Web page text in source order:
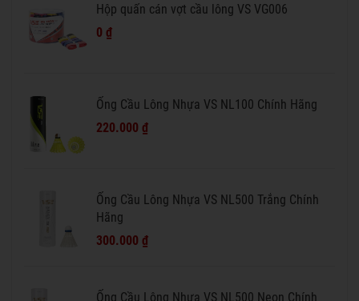
Hộp quấn cán vợt cầu lông VS VG006
0 ₫
Ống Cầu Lông Nhựa VS NL100 Chính Hãng
220.000 ₫
Ống Cầu Lông Nhựa VS NL500 Trắng Chính
Hãng
300.000 ₫
Ống Cầu Lông Nhựa VS NL500 Neon Chính